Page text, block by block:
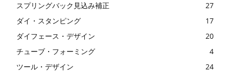
スプリングバック見込み補正
27
ダイ・スタンピング
17
ダイフェース・デザイン
20
チューブ・フォーミング
4
ツール・デザイン
24